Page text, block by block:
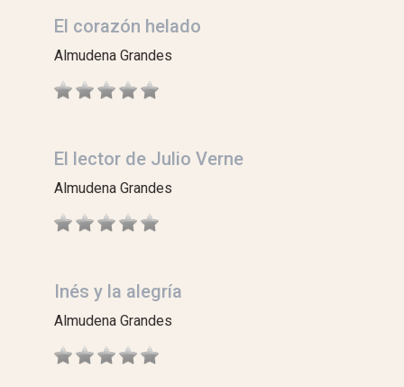
El corazón helado
Almudena Grandes
El lector de Julio Verne
Almudena Grandes
Inés y la alegría
Almudena Grandes